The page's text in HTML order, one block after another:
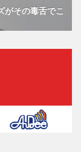
がその毒舌でこ